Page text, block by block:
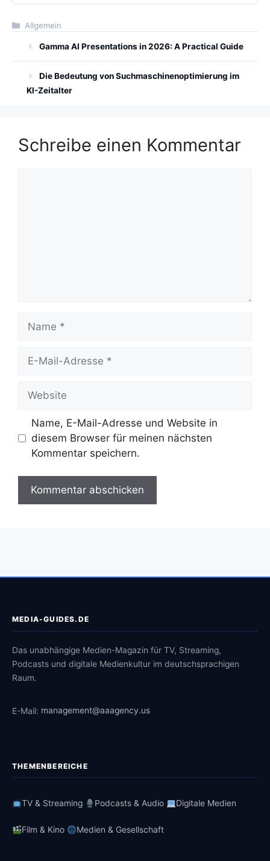
Kategorien
Allgemein
Gamma AI Presentations in 2026: A Practical Guide
Die Bedeutung von Suchmaschinenoptimierung im
KI-Zeitalter
Schreibe einen Kommentar
Mail-
Name, E-Mail-Adresse und Website in
diesem Browser für meinen nächsten
Kommentar speichern.
MEDIA-GUIDES.DE
Das unabhängige Medien-Magazin für TV, Streaming,
Podcasts und digitale Medienkultur im deutschsprachigen
Raum.
E-Mail: management@aaagency.us
THEMENBEREICHE
TV & Streaming Podcasts & Audio Digitale Medien
Film & Kino Medien & Gesellschaft